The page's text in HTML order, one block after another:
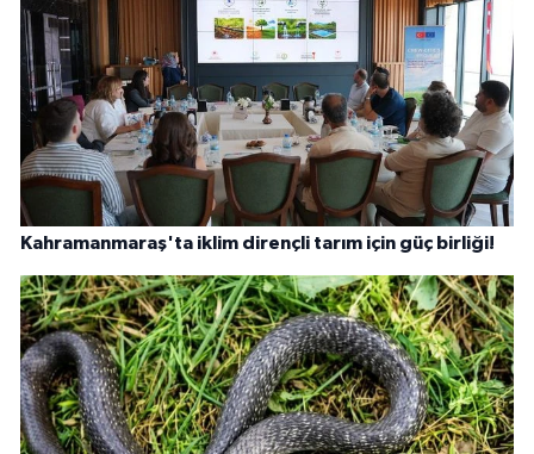
Kahramanmaraş'ta iklim dirençli tarım için güç birliği!